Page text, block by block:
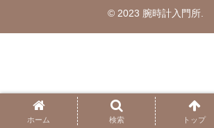
© 2023 腕時計入門所.
ホーム 検索 トップ